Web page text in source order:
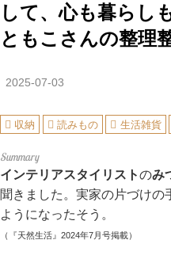
して、心も暮らし
ともこさんの整理
2025-07-03
収納 読みもの 生活雑貨
インテリアスタイリストのみ
聞きました。実家の片づけ
ようになったそう。
（『天然生活』2024年7月号掲載）